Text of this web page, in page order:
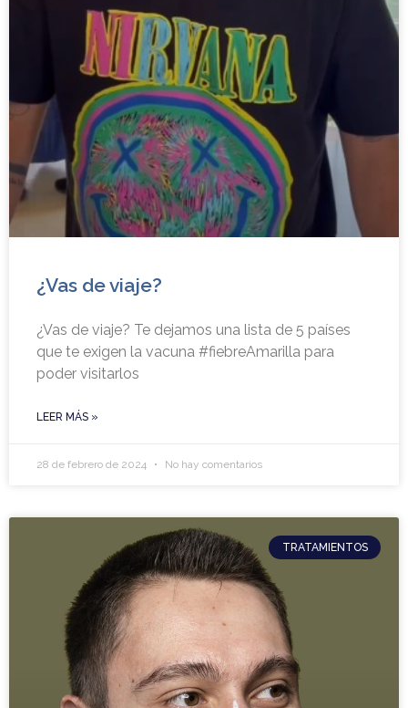
¿Vas de viaje?
¿Vas de viaje? Te dejamos una lista de 5 países
que te exigen la vacuna #fiebreAmarilla para
poder visitarlos
LEER MÁS »
28 de febrero de 2024 No hay comentarios
TRATAMIENTOS